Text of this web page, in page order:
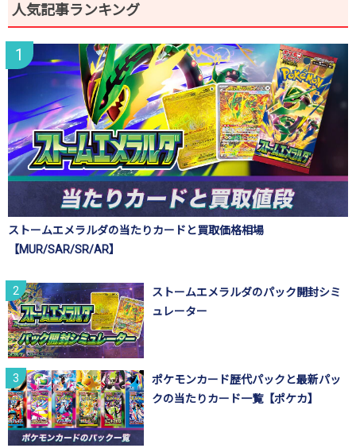
人気記事ランキング
ストームエメラルダの当たりカードと買取価格相場
【MUR/SAR/SR/AR】
ストームエメラルダのパック開封シミ
ュレーター
ポケモンカード歴代パックと最新パッ
クの当たりカード一覧【ポケカ】